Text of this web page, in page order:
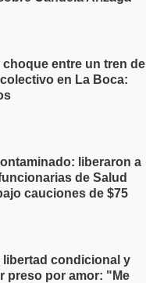
choque entre un tren de
en La Boca:
liberaron a
de Salud
cauciones de $75
libertad condicional y
preso por amor: "Me